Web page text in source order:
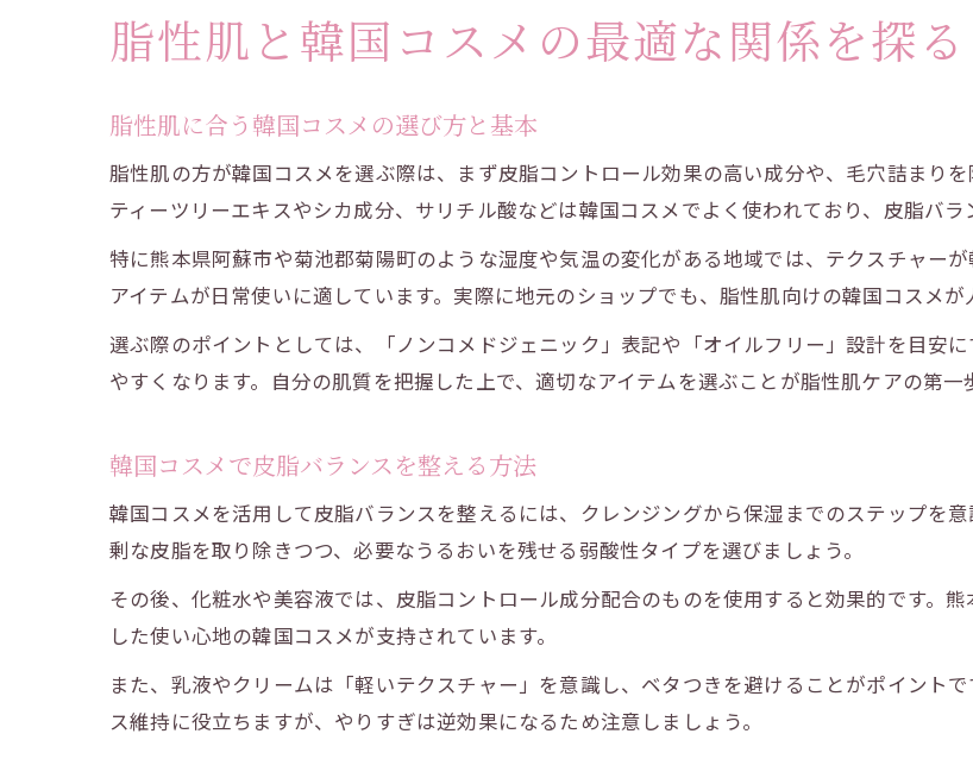
韓国コスメで叶える艶やかな美肌ケア術
韓国コスメで毛穴レスな艶肌を目指す
毎日のケアに韓国コスメを取り入れ
韓国コスメ活用の美肌効果と注意点
皮脂対策なら韓国コスメが頼れる理由と
皮脂コントロールに強い韓国コスメ
脂性肌が喜ぶ韓国コスメの特徴と選
韓国コスメの皮脂吸着成分の役割と
肌のべたつき対策に韓国コスメを活かす
べたつき軽減に効く韓国コスメの使い
韓国コスメ導入で日中もサラサラ肌
韓国コスメで叶うスマートなテカリ
べたつき知らずへ導く韓国コスメの選
脂性肌と韓国コスメの最適な関係を探る
脂性肌に合う韓国コスメの選び方と基本
脂性肌の方が韓国コスメを選ぶ際は、まず皮脂コントロール効果の高い成分や、毛穴詰まり
ティーツリーエキスやシカ成分、サリチル酸などは韓国コスメでよく使われており、皮脂バラ
特に熊本県阿蘇市や菊池郡菊陽町のような湿度や気温の変化がある地域では、テクスチャー
アイテムが日常使いに適しています。実際に地元のショップでも、脂性肌向けの韓国コスメが
選ぶ際のポイントとしては、「ノンコメドジェニック」表記や「オイルフリー」設計を目安
やすくなります。自分の肌質を把握した上で、適切なアイテムを選ぶことが脂性肌ケアの第一
韓国コスメで皮脂バランスを整える方法
韓国コスメを活用して皮脂バランスを整えるには、クレンジングから保湿までのステップを
剰な皮脂を取り除きつつ、必要なうるおいを残せる弱酸性タイプを選びましょう。
その後、化粧水や美容液では、皮脂コントロール成分配合のものを使用すると効果的です。
した使い心地の韓国コスメが支持されています。
また、乳液やクリームは「軽いテクスチャー」を意識し、ベタつきを避けることがポイント
ス維持に役立ちますが、やりすぎは逆効果になるため注意しましょう。